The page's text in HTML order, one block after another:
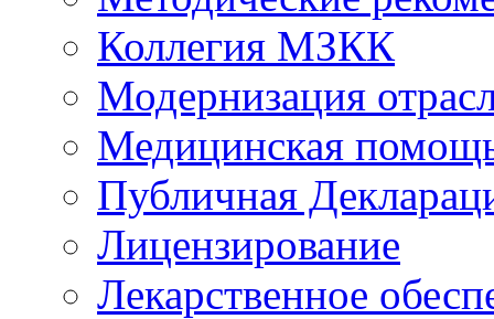
Коллегия МЗКК
Модернизация
Медицинская
Публичная
Лицензирование
Лекарственное